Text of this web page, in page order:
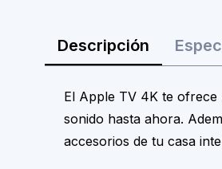
Descripción
El Apple TV 4K te
sonido hasta ahora.
accesorios de tu casa